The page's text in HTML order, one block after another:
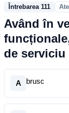
Întrebarea 111
Având în
de serviciu
A brusc